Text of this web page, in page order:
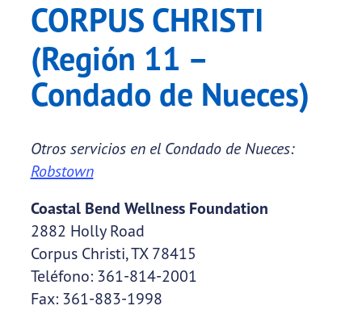
CORPUS CHRISTI
(Región 11 –
Condado de Nueces)
Otros servicios en el Condado de Nueces:
Robstown
Coastal Bend Wellness Foundation
2882 Holly Road
Corpus Christi, TX 78415
Teléfono: 361-814-2001
Fax: 361-883-1998